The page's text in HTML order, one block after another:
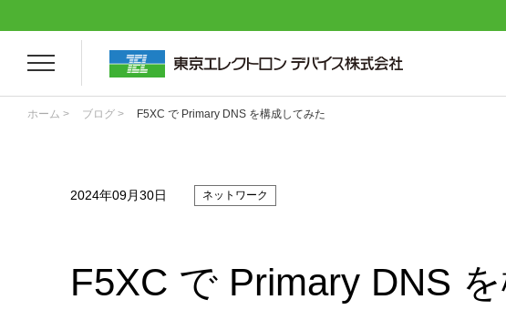
ホーム > ブログ > F5XC で Primary DNS を構成してみた
2024年09月30日 ネットワーク
F5XC で Primary DNS